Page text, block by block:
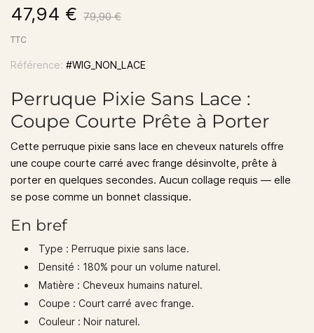
47,94 € 79,90 €
TTC
Référence: #WIG_NON_LACE
Perruque Pixie Sans Lace :
Coupe Courte Prête à Porter
Cette perruque pixie sans lace en cheveux naturels offre
une coupe courte carré avec frange désinvolte, prête à
porter en quelques secondes. Aucun collage requis — elle
se pose comme un bonnet classique.
En bref
Type : Perruque pixie sans lace.
Densité : 180% pour un volume naturel.
Matière : Cheveux humains naturel.
Coupe : Court carré avec frange.
Couleur : Noir naturel.